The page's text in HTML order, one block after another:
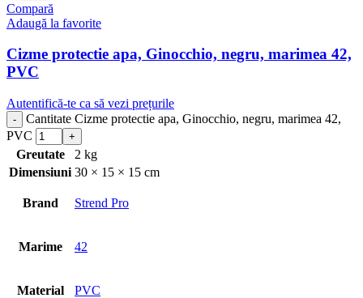
Compară
Adaugă la favorite
Cizme protectie apa, Ginocchio, negru, marimea 42,
PVC
Autentifică-te ca să vezi prețurile
Cantitate Cizme protectie apa, Ginocchio, negru, marimea 42,
PVC
Greutate
2 kg
Dimensiuni 30 × 15 × 15 cm
Brand Strend Pro
Marime 42
Material PVC